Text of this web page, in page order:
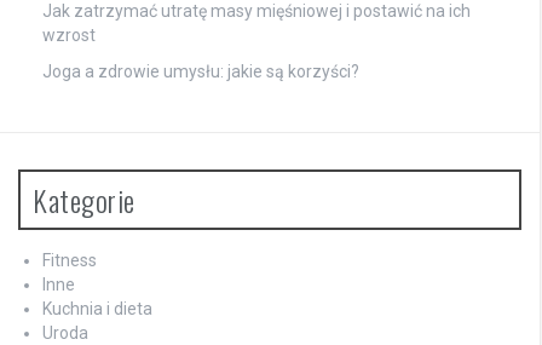
Jak zatrzymać utratę masy mięśniowej i postawić na ich
wzrost
Joga a zdrowie umysłu: jakie są korzyści?
Kategorie
Fitness
Inne
Kuchnia i dieta
Uroda